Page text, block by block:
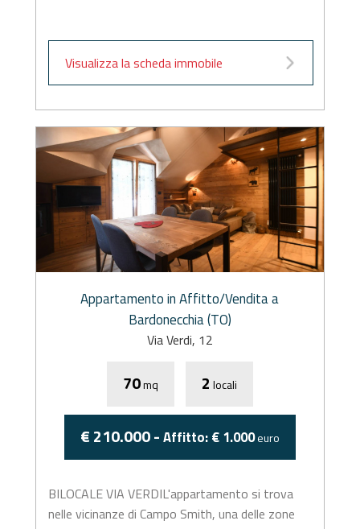
Visualizza la scheda immobile
Appartamento in Affitto/Vendita a
Bardonecchia (TO)
Via Verdi, 12
70mq 2 locali
€ 210.000 - Affitto: € 1.000euro
BILOCALE VIA VERDIL'appartamento si trova
nelle vicinanze di Campo Smith, una delle zone